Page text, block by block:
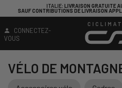
GRATUITE AU-DESSUS DE 149,99€
APPLIQUÉES SUR CERTAINS PRODUITS
CONNECTEZ-
VOUS
VÉLO DE